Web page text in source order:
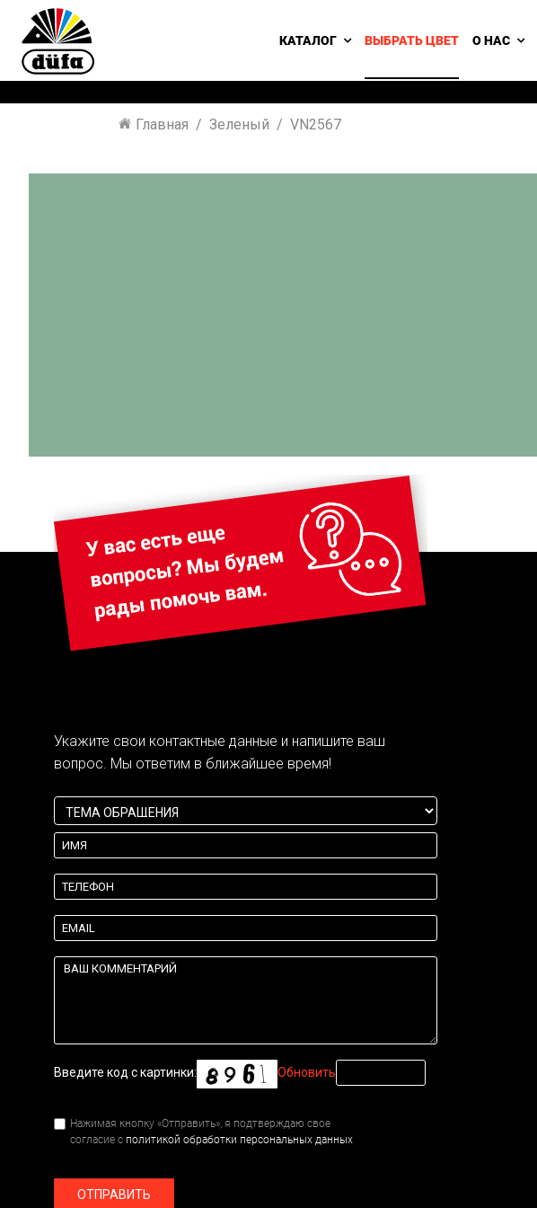
КАТАЛОГ ВЫБРАТЬ ЦВЕТ О НАС
Главная Зеленый VN2567
Укажите свои контактные данные и напишите ваш
вопрос. Мы ответим в ближайшее время!
Введите код с картинки: Обновить
Нажимая кнопку «Отправить», я подтверждаю свое
согласие с политикой обработки персональных данных
ОТПРАВИТЬ